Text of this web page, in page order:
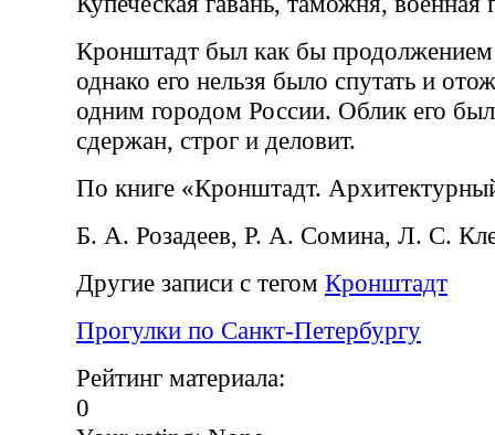
Кронштадт был как бы
однако его нельзя было спутать и
одним городом России. Облик его
сдержан, строг и деловит.
По книге «Кронштадт.
Б. А. Розадеев, Р. А. Сомина, Л. С.
Другие записи с тегом Кронштадт
Прогулки по Санкт-Петербургу
Рейтинг материала:
0